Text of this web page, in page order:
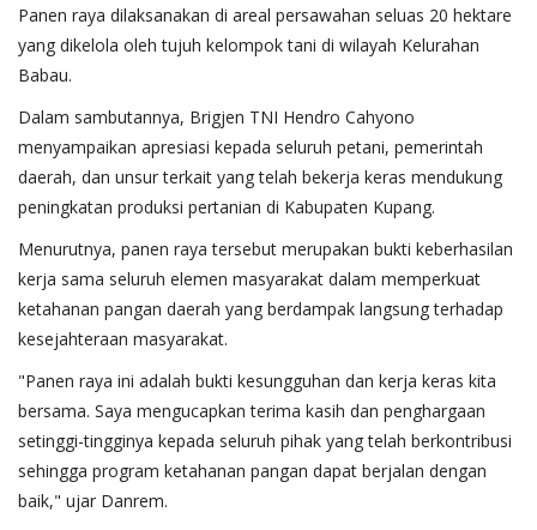
Panen raya dilaksanakan di areal persawahan seluas 20 hektare
yang dikelola oleh tujuh kelompok tani di wilayah Kelurahan
Babau.
Dalam sambutannya, Brigjen TNI Hendro Cahyono
menyampaikan apresiasi kepada seluruh petani, pemerintah
daerah, dan unsur terkait yang telah bekerja keras mendukung
peningkatan produksi pertanian di Kabupaten Kupang.
Menurutnya, panen raya tersebut merupakan bukti keberhasilan
kerja sama seluruh elemen masyarakat dalam memperkuat
ketahanan pangan daerah yang berdampak langsung terhadap
kesejahteraan masyarakat.
"Panen raya ini adalah bukti kesungguhan dan kerja keras kita
bersama. Saya mengucapkan terima kasih dan penghargaan
setinggi-tingginya kepada seluruh pihak yang telah berkontribusi
sehingga program ketahanan pangan dapat berjalan dengan
baik," ujar Danrem.